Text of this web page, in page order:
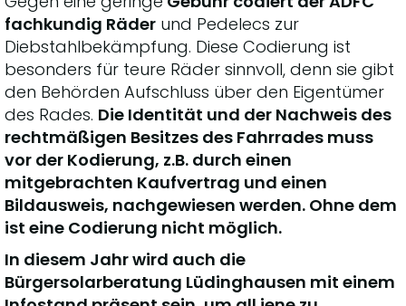
fachkundig Räder und Pedelecs zur
Diebstahlbekämpfung. Diese Codierung ist
besonders für teure Räder sinnvoll, denn sie gibt
den Behörden Aufschluss über den Eigentümer
des Rades. Die Identität und der Nachweis des
rechtmäßigen Besitzes des Fahrrades muss
vor der Kodierung, z.B. durch einen
mitgebrachten Kaufvertrag und einen
Bildausweis, nachgewiesen werden. Ohne dem
ist eine Codierung nicht möglich.
In diesem Jahr wird auch die
Bürgersolarberatung Lüdinghausen mit einem